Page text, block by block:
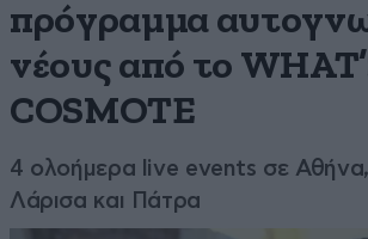
πρόγραμμα
νέους από το
COSMOTE
4 ολοήμερα live events σε
Λάρισα και Πάτρα